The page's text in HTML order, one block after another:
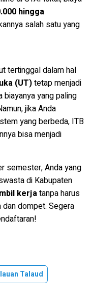
hingga
salah satu yang
tertinggal dalam hal
(UT)tetap menjadi
biayanya yang paling
jika Anda
yang berbeda, ITB
bisa menjadi
semester, Anda yang
di Kabupaten
kerjatanpa harus
dompet. Segera
Talaud